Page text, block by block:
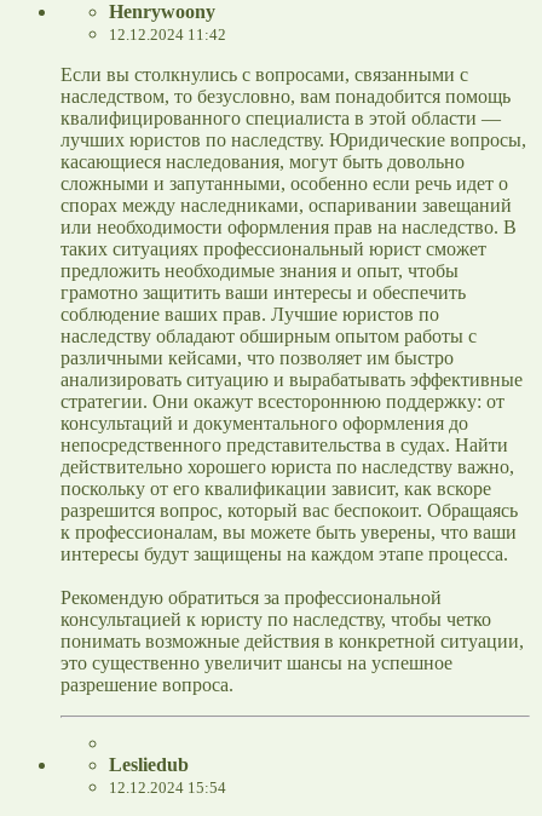
Henrywoony
12.12.2024 11:42
Если вы столкнулись с вопросами, связанными с
наследством, то безусловно, вам понадобится помощь
квалифицированного специалиста в этой области —
лучших юристов по наследству. Юридические вопросы,
касающиеся наследования, могут быть довольно
сложными и запутанными, особенно если речь идет о
спорах между наследниками, оспаривании завещаний
или необходимости оформления прав на наследство. В
таких ситуациях профессиональный юрист сможет
предложить необходимые знания и опыт, чтобы
грамотно защитить ваши интересы и обеспечить
соблюдение ваших прав. Лучшие юристов по
наследству обладают обширным опытом работы с
различными кейсами, что позволяет им быстро
анализировать ситуацию и вырабатывать эффективные
стратегии. Они окажут всестороннюю поддержку: от
консультаций и документального оформления до
непосредственного представительства в судах. Найти
действительно хорошего юриста по наследству важно,
поскольку от его квалификации зависит, как вскоре
разрешится вопрос, который вас беспокоит. Обращаясь
к профессионалам, вы можете быть уверены, что ваши
интересы будут защищены на каждом этапе процесса.
Рекомендую обратиться за профессиональной
консультацией к юристу по наследству, чтобы четко
понимать возможные действия в конкретной ситуации,
это существенно увеличит шансы на успешное
разрешение вопроса.
Lesliedub
12.12.2024 15:54